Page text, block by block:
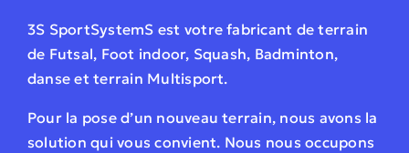
3S SportSystemS est votre fabricant de terrain
de Futsal, Foot indoor, Squash, Badminton,
danse et terrain Multisport.
Pour la pose d’un nouveau terrain, nous avons la
solution qui vous convient. Nous nous occupons